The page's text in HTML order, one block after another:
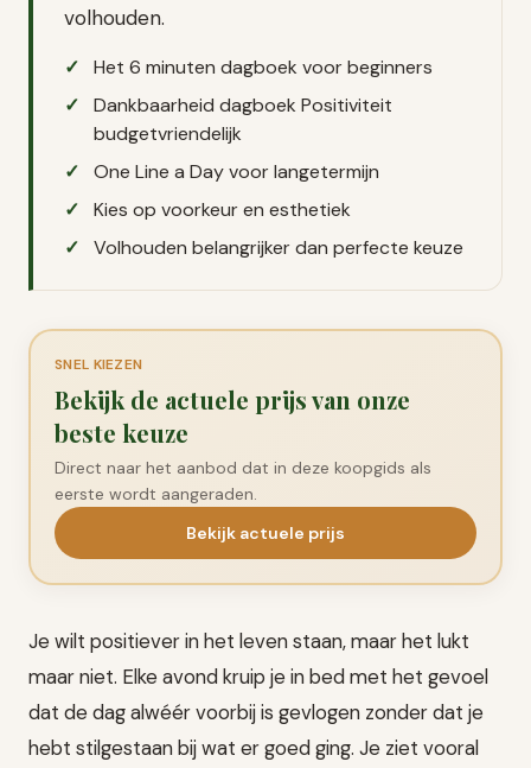
volhouden.
Het 6 minuten dagboek voor beginners
Dankbaarheid dagboek Positiviteit
budgetvriendelijk
One Line a Day voor langetermijn
Kies op voorkeur en esthetiek
Volhouden belangrijker dan perfecte keuze
SNEL KIEZEN
Bekijk de actuele prijs van onze
beste keuze
Direct naar het aanbod dat in deze koopgids als
eerste wordt aangeraden.
Bekijk actuele prijs
Je wilt positiever in het leven staan, maar het lukt
maar niet. Elke avond kruip je in bed met het gevoel
dat de dag alwéér voorbij is gevlogen zonder dat je
hebt stilgestaan bij wat er goed ging. Je ziet vooral